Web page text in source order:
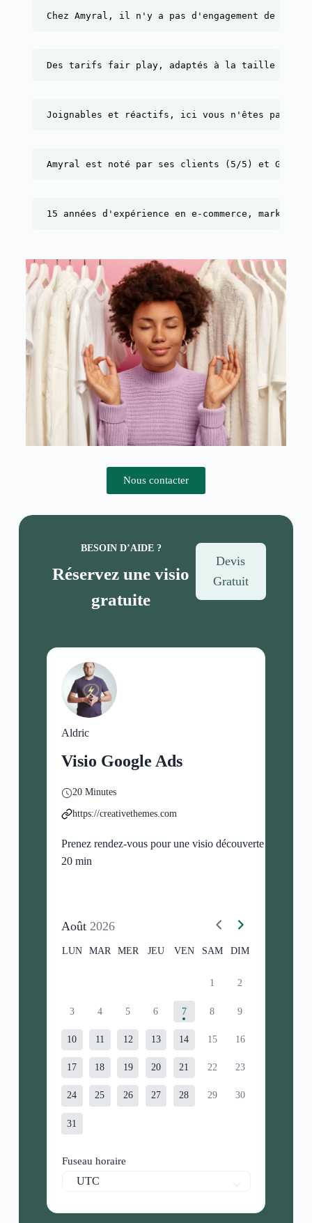
Chez Amyral, il n'y a pas d'engagement de durée
Des tarifs fair play, adaptés à la taille de
Joignables et réactifs, ici vous n'êtes pas un
Amyral est noté par ses clients (5/5) et Google
15 années d'expérience en e-commerce,
Nous contacter
BESOIN D’AIDE ?
Réservez une visio
gratuite
Devis
Gratuit
Aldric
Visio Google Ads
20 Minutes
https://creativethemes.com
Prenez rendez-vous pour une visio découverte de
20 min
Août 2026
LUN MAR MER JEU VEN SAM DIM
1 2
3 4 5 6 7 8 9
10 11 12 13 14 15 16
17 18 19 20 21 22 23
24 25 26 27 28 29 30
31
Fuseau horaire
UTC